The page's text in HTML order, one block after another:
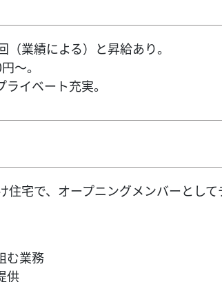
業績による）と昇給あり。
～。
イベート充実。
宅で、オープニングメンバーとし
む業務
供